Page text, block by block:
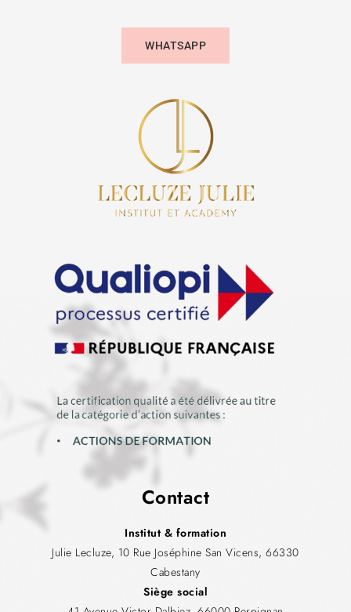
WHATSAPP
Contact
Institut & formation
Julie Lecluze, 10 Rue Joséphine San Vicens, 66330
Cabestany
Siège social